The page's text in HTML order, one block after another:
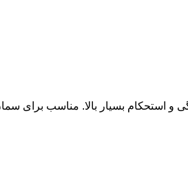
استحکام بسیار بالا. مناسب برای